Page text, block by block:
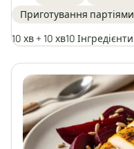
Приготування партіями
10 хв + 10 хв10 Інгредієнти